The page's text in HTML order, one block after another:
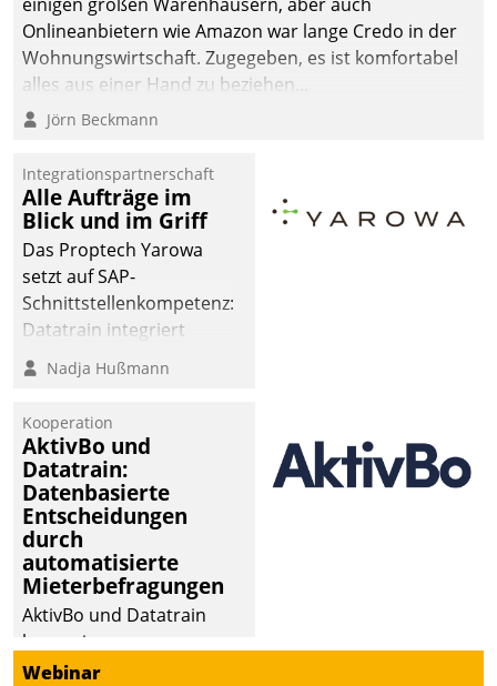
abgeben – rund um die
Uhr.
Onlineanbietern wie Amazon war lange Credo in der
Wohnungswirtschaft. Zugegeben, es ist komfortabel
alles aus einer Hand zu beziehen...
Jörn Beckmann
Integrationspartnerschaft
Alle Aufträge im
Blick und im Griff
Das Proptech Yarowa
setzt auf SAP-
Schnittstellenkompetenz:
Datatrain integriert
Yarowas Portal zur
Vergabe und Verwaltung
operativen
Instandhaltung in die
SAP-Systemlandschaft
deutscher
Wohnungsunternehmen
– und beschleunigt damit
den Weg vom
Mieteranliegen zum
Dienstleisterauftrag.
Nadja Hußmann
Kooperation
AktivBo und
Datatrain:
Datenbasierte
Entscheidungen
durch
automatisierte
Mieterbefragungen
AktivBo und Datatrain
kooperieren –
Immobilienunternehmen
Webinar